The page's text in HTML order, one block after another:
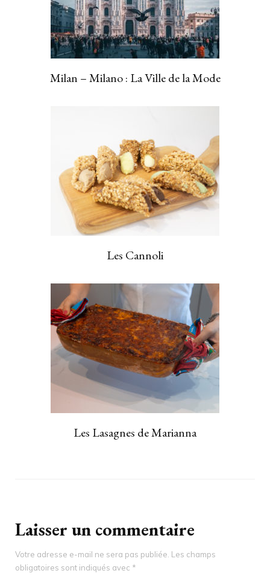
Milan – Milano : La Ville de la Mode
Les Cannoli
Les Lasagnes de Marianna
Laisser un commentaire
Votre adresse e-mail ne sera pas publiée. Les champs
obligatoires sont indiqués avec *